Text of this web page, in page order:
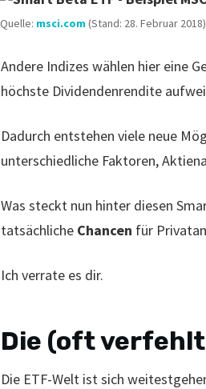
Quelle: msci.com(Stand: 28. Februar 2018)
Andere Indizes wählen hier eine
höchste Dividendenrendite
Dadurch entstehen viele neue
unterschiedliche Faktoren,
Was steckt nun hinter diesen
tatsächliche Chancen für
Ich verrate es dir.
Die (oft
Die ETF-Welt ist sich